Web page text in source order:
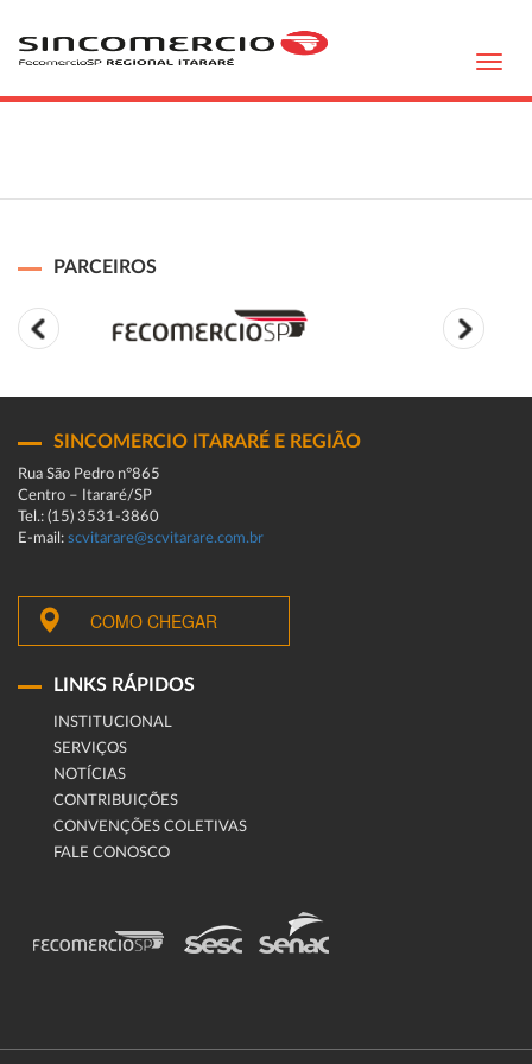
PARCEIROS
SINCOMERCIO ITARARÉ E REGIÃO
Rua São Pedro n°865
Centro – Itararé/SP
Tel.: (15) 3531-3860
E-mail: scvitarare@scvitarare.com.br
COMO CHEGAR
LINKS RÁPIDOS
INSTITUCIONAL
SERVIÇOS
NOTÍCIAS
CONTRIBUIÇÕES
CONVENÇÕES COLETIVAS
FALE CONOSCO